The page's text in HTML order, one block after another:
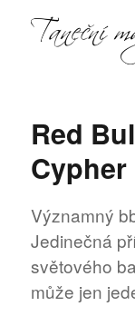
Red
Cypher
Významný
Jedinečná
světového
může jen